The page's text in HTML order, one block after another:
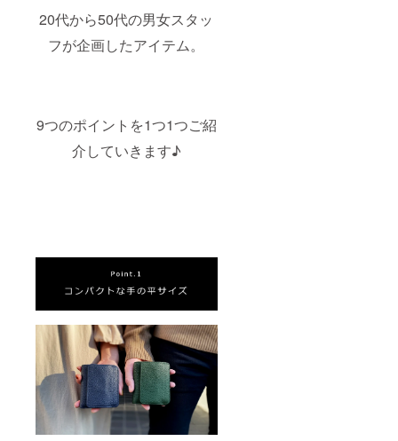
20代から50代の男女スタッ
フが企画したアイテム。
9つのポイントを1つ1つご紹
介していきます♪